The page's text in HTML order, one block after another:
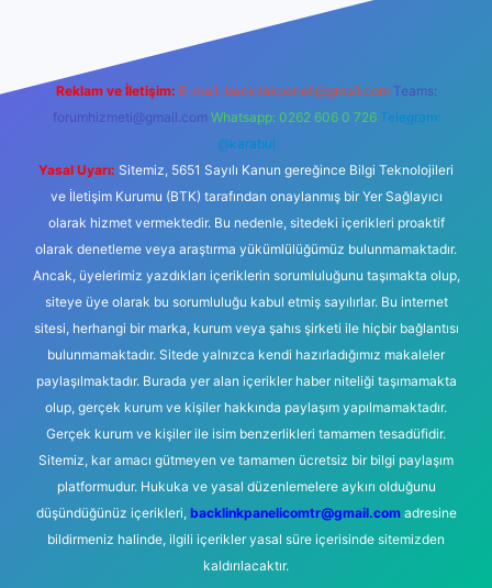
Reklam ve İletişim: E-mail: backlinkpaneli@gmail.com Teams:
forumhizmeti@gmail.com Whatsapp: 0262 606 0 726 Telegram:
@karabul
Yasal Uyarı: Sitemiz, 5651 Sayılı Kanun gereğince Bilgi Teknolojileri
ve İletişim Kurumu (BTK) tarafından onaylanmış bir Yer Sağlayıcı
olarak hizmet vermektedir. Bu nedenle, sitedeki içerikleri proaktif
olarak denetleme veya araştırma yükümlülüğümüz bulunmamaktadır.
Ancak, üyelerimiz yazdıkları içeriklerin sorumluluğunu taşımakta olup,
siteye üye olarak bu sorumluluğu kabul etmiş sayılırlar. Bu internet
sitesi, herhangi bir marka, kurum veya şahıs şirketi ile hiçbir bağlantısı
bulunmamaktadır. Sitede yalnızca kendi hazırladığımız makaleler
paylaşılmaktadır. Burada yer alan içerikler haber niteliği taşımamakta
olup, gerçek kurum ve kişiler hakkında paylaşım yapılmamaktadır.
Gerçek kurum ve kişiler ile isim benzerlikleri tamamen tesadüfidir.
Sitemiz, kar amacı gütmeyen ve tamamen ücretsiz bir bilgi paylaşım
platformudur. Hukuka ve yasal düzenlemelere aykırı olduğunu
düşündüğünüz içerikleri, backlinkpanelicomtr@gmail.comadresine
bildirmeniz halinde, ilgili içerikler yasal süre içerisinde sitemizden
kaldırılacaktır.